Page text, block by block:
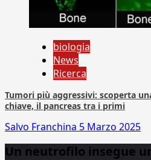
biologia
News
Ricerca
Tumori più aggressivi: scoperta
chiave, il pancreas tra i primi
Salvo Franchina 5 Marzo 2025
Un neutrofilo insegue